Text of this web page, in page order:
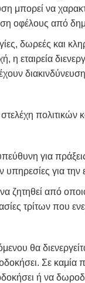
να
οφέλους από
δωρεές και
η εταιρεία
για
για την
ζητηθεί από
τρίτων που
θα
Σε καμία
ή να